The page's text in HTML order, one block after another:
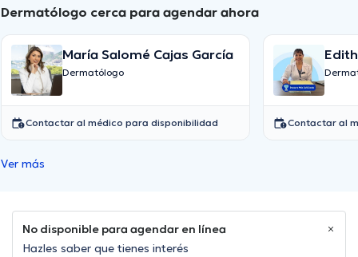
Dermatólogo cerca para agendar ahora
María Salomé Cajas García
Dermatólogo
Contactar al médico para disponibilidad Contactar al
Ver más
No disponible para agendar en línea
Hazles saber que tienes interés